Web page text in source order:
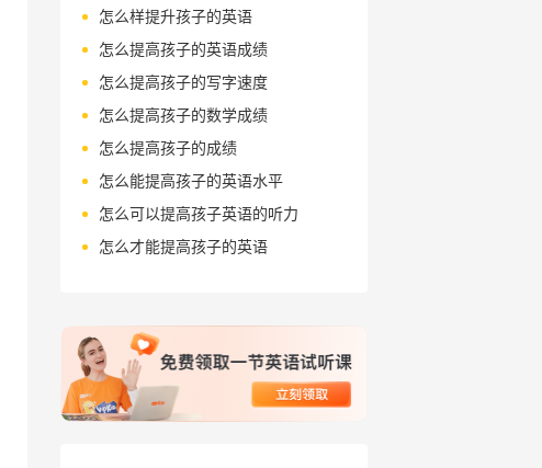
怎么样提升孩子的英语
怎么提高孩子的英语成绩
怎么提高孩子的写字速度
怎么提高孩子的数学成绩
怎么提高孩子的成绩
怎么能提高孩子的英语水平
怎么可以提高孩子英语的听力
怎么才能提高孩子的英语